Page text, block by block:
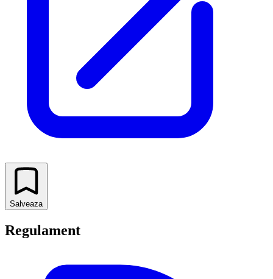
Salveaza
Regulament